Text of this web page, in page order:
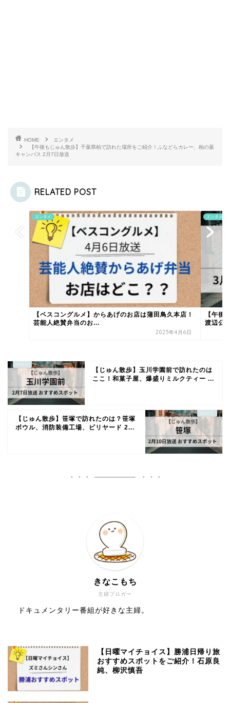
HOME
エンタメ
【午後もじゅん散歩】千葉県柏で訪れた場所をご紹介！ふなどらカレー、柏の葉
キャンパス 2月7日放送
RELATED POST
エンタメ
【ベスコングルメ】からあげのお店は蒲田鳥久本店！
芸能人絶賛弁当のお...
2025年4月6日
エンタメ
【午後
渡辺公
【じゅん散歩】玉川学園前で訪れたのは
ここ！和菓子屋、爆盛りミルクティー ...
【じゅん散歩】笹塚で訪れたのは？笹塚
ボウル、消防装備工場、ビリヤード 2...
主婦ブロガー
きなこもち
ドキュメンタリー番組が好きな主婦。
【日曜マイチョイス】勝浦日帰り旅
おすすめスポットをご紹介！石原良
純、柳沢慎吾